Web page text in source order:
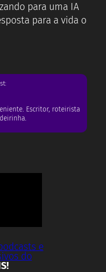
para uma IA
para a vida o
Escritor, roteirista
e
do